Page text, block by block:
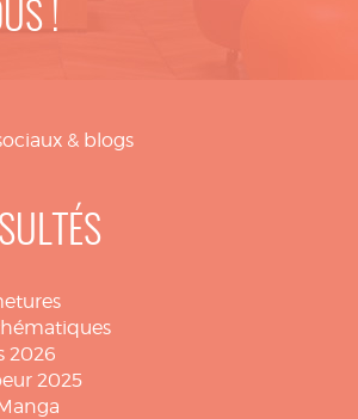
!
& blogs
2026
2025